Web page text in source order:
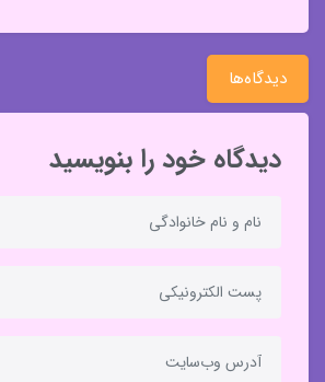
دیدگاه‌ها
دیدگاه خود را بنویسید